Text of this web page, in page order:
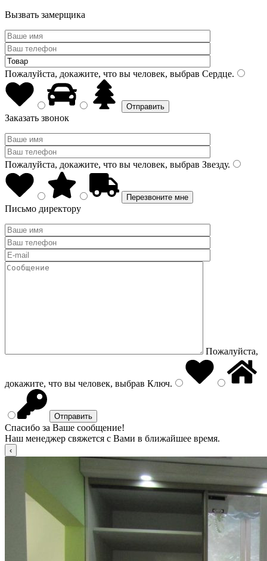
Вызвать замерщика
Пожалуйста, докажите, что вы человек, выбрав Сердце.
Заказать звонок
Пожалуйста, докажите, что вы человек, выбрав Звезду.
Письмо директору
Пожалуйста,
докажите, что вы человек, выбрав Ключ.
Спасибо за Ваше сообщение!
Наш менеджер свяжется с Вами в ближайшее время.